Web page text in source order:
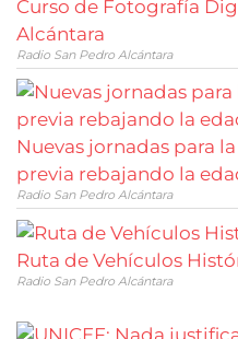
Curso de Fotografía
Alcántara
Radio San Pedro Alcántara
Nuevas jornadas para
previa rebajando la
Radio San Pedro Alcántara
Ruta de Vehículos
Radio San Pedro Alcántara